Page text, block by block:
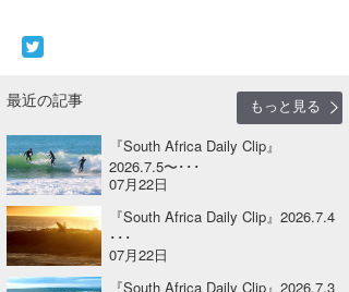
最近の記事
もっと見る
『South Africa Daily Clip』
2026.7.5〜･･･
07月22日
『South Africa Daily Clip』2026.7.4
･･･
07月22日
『South Africa Daily Clip』2026.7.3
Yoshiyuki Obata
arukasvision
DELTA FORCE SURF
CBA Films
熊谷素子
WAVAL
中浦“JET”章
嵯峨明日香
進士剛光
田原啓江
植村未来
☆加藤
+☆maki☆+
Aichan
chan-U
ECE
波伝説